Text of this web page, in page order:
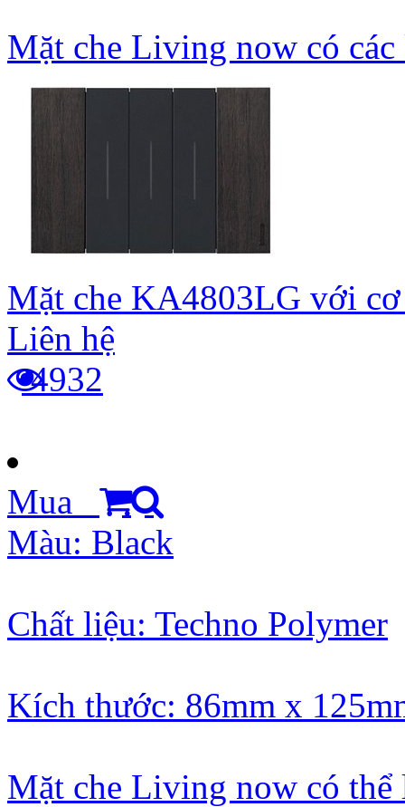
Mặt che Living now có
Mặt che KA4803LG với cơ
Liên hệ
4932
Mua
Màu: Black
Chất liệu: Techno Polymer
Kích thước: 86mm x
Mặt che Living now có thể